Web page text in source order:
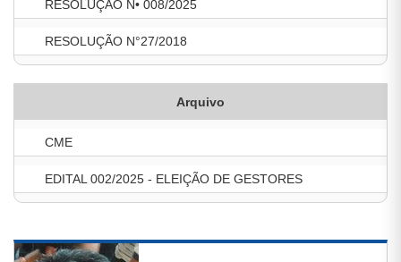
RESOLUÇÃO N• 008/2025
RESOLUÇÃO N°27/2018
Arquivo
CME
EDITAL 002/2025 - ELEIÇÃO DE GESTORES